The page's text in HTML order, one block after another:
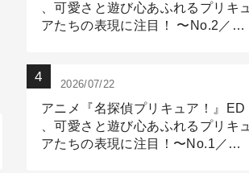
、可愛さと遊び心あふれるプリキュ
アたちの表現に注目！ 〜No.2／モ
2026/07/22
アニメ『名探偵プリキュア！』ED
、可愛さと遊び心あふれるプリキュ
アたちの表現に注目！〜No.1／演